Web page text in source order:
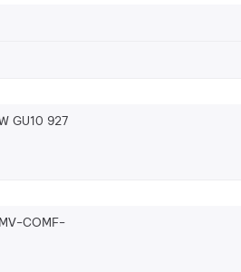
GU10 927
COMF-